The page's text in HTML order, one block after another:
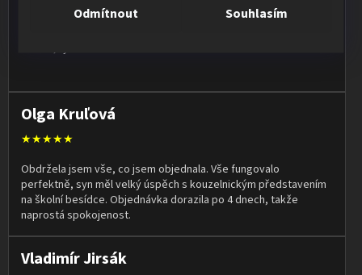
Odmítnout Souhlasím
Vše ok, rychlé dodání
Olga Kruľová
★★★★★
Obdržela jsem vše, co jsem objednala. Vše fungovalo
perfektně, syn měl velký úspěch s kouzelnickým představením
na školní besídce. Objednávka dorazila po 4 dnech, takže
naprostá spokojenost.
Vladimír Jirsák